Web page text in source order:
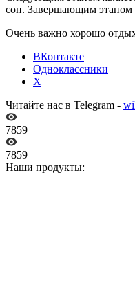
сон. Завершающим этапом
Очень важно хорошо
ВКонтакте
Одноклассники
X
Читайте нас в Telegram -
7859
7859
Наши продукты: